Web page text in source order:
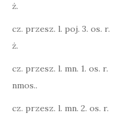
ż.
cz. przesz. l. poj. 3. os. r.
ż.
cz. przesz. l. mn. 1. os. r.
nmos..
cz. przesz. l. mn. 2. os. r.